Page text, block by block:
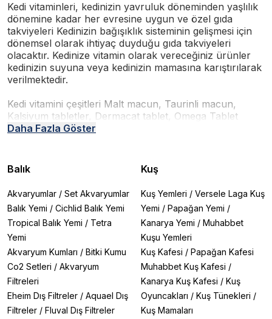
Kedi vitaminleri, kedinizin yavruluk döneminden yaşlılık
dönemine kadar her evresine uygun ve özel gıda
takviyeleri Kedinizin bağışıklık sisteminin gelişmesi için
dönemsel olarak ihtiyaç duyduğu gıda takviyeleri
olacaktır. Kedinize vitamin olarak vereceğiniz ürünler
kedinizin suyuna veya kedinizin mamasına karıştırılarak
verilmektedir.
Kedi vitamini çeşitleri Malt macun, Taurinli macun,
Kalsiyum tabletler, Dermacat tablet, Omega Tablet
türleri olarak çeşitli kategorilerde üretilmektedir. Gimcat
PetActive kedi tabletleri gelişmiş ürün yelpazesi tercih
Daha Fazla Göster
Balık
Akvaryumlar / Set Akvaryumlar
Balık Yemi / Cichlid Balık Yemi
Tropical Balık Yemi / Tetra
Yemi
Akvaryum Kumları / Bitki Kumu
Co2 Setleri / Akvaryum
Filtreleri
Eheim Dış Filtreler / Aquael Dış
Filtreler / Fluval Dış Filtreler
Kuş
Kuş Yemleri / Versele Laga Kuş
Yemi / Papağan Yemi /
Kanarya Yemi / Muhabbet
Kuşu Yemleri
Kuş Kafesi / Papağan Kafesi
Muhabbet Kuş Kafesi /
Kanarya Kuş Kafesi / Kuş
Oyuncakları / Kuş Tünekleri /
Kuş Mamaları